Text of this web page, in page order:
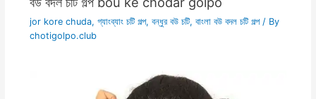
jor kore chuda, গ্যাংব্যাং চটি গল্প, বন্ধুর বউ চটি, বাংলা বউ বদল চটি গল্প/ By
chotigolpo.club